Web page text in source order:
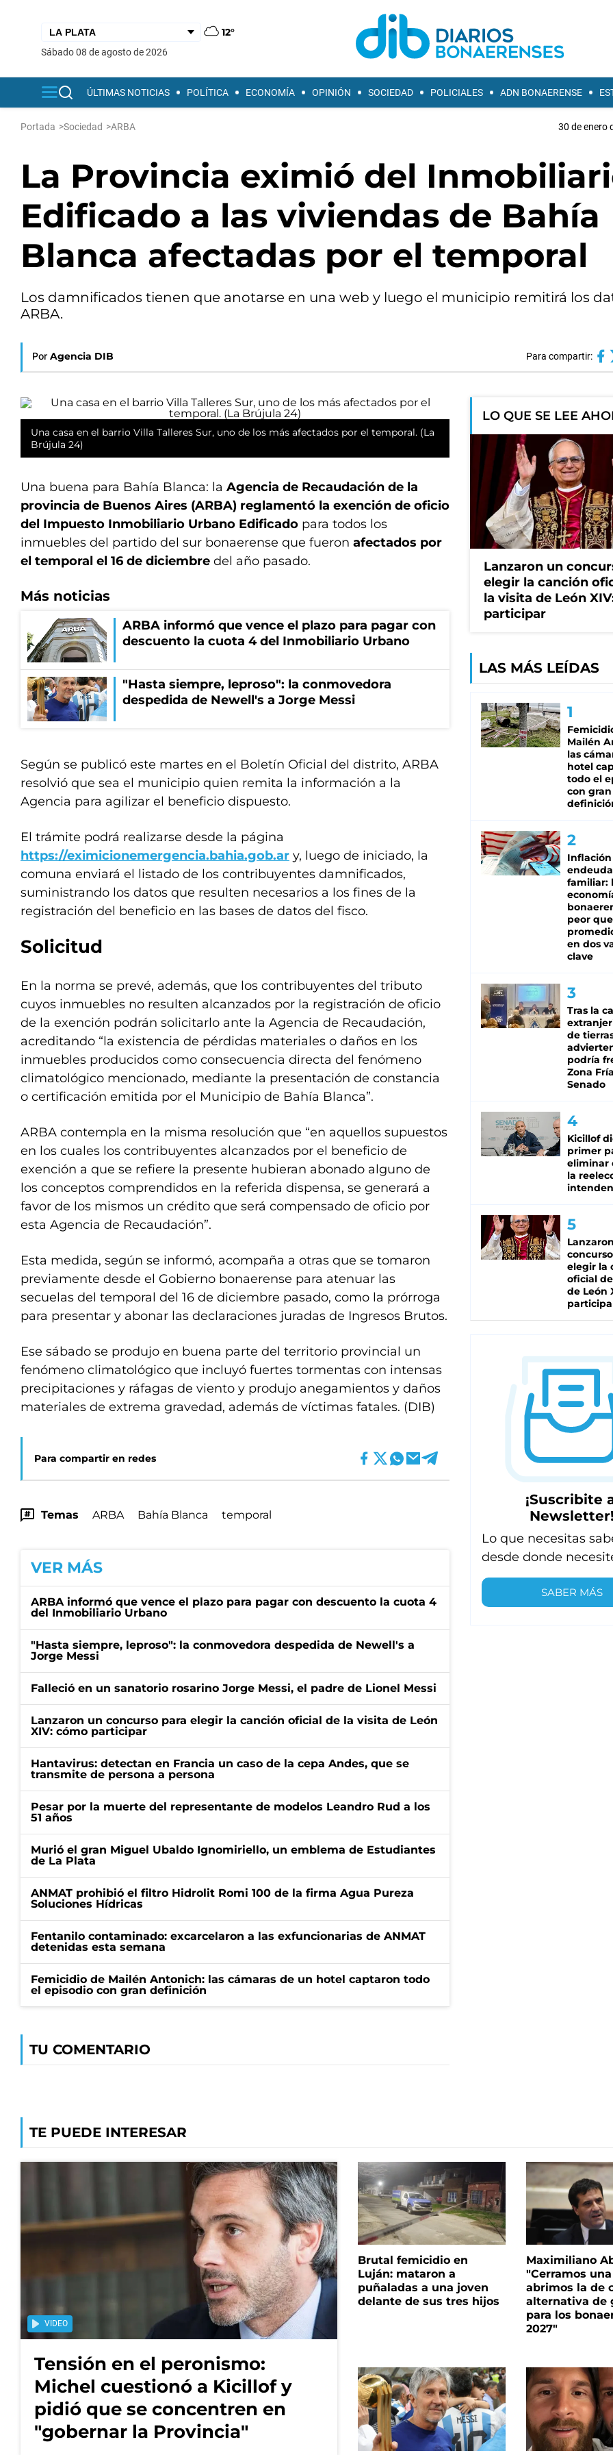
12°
sábado 08 de agosto de 2026
ÚLTIMAS NOTICIAS POLÍTICA ECONOMÍA OPINIÓN SOCIEDAD POLICIALES ADN BONAERENSE
Portada >Sociedad >ARBA 30 de enero
La Provincia eximió del
Edificado a las viviendas de Bahía
Blanca afectadas por el temporal
Los damnificados tienen que anotarse en una web y luego el municipio remitirá los
ARBA.
Por Agencia DIB Para compartir:
Una casa en el barrio Villa Talleres Sur, uno de los más afectados por el temporal. (La
Brújula 24)
Una buena para Bahía Blanca: la Agencia de Recaudación de la
provincia de Buenos Aires (ARBA) reglamentó la exención de oficio
del Impuesto Inmobiliario Urbano Edificado para todos los
inmuebles del partido del sur bonaerense que fueron afectados por
el temporal el 16 de diciembre del año pasado.
Más noticias
ARBA informó que vence el plazo para pagar con
descuento la cuota 4 del Inmobiliario Urbano
"Hasta siempre, leproso": la conmovedora
despedida de Newell's a Jorge Messi
Según se publicó este martes en el Boletín Oficial del distrito, ARBA
resolvió que sea el municipio quien remita la información a la
Agencia para agilizar el beneficio dispuesto.
El trámite podrá realizarse desde la página
https://eximicionemergencia.bahia.gob.ar y, luego de iniciado, la
comuna enviará el listado de los contribuyentes damnificados,
suministrando los datos que resulten necesarios a los fines de la
registración del beneficio en las bases de datos del fisco.
Solicitud
En la norma se prevé, además, que los contribuyentes del tributo
cuyos inmuebles no resulten alcanzados por la registración de oficio
de la exención podrán solicitarlo ante la Agencia de Recaudación,
acreditando “la existencia de pérdidas materiales o daños en los
inmuebles producidos como consecuencia directa del fenómeno
climatológico mencionado, mediante la presentación de constancia
o certificación emitida por el Municipio de Bahía Blanca”.
ARBA contempla en la misma resolución que “en aquellos supuestos
en los cuales los contribuyentes alcanzados por el beneficio de
exención a que se refiere la presente hubieran abonado alguno de
los conceptos comprendidos en la referida dispensa, se generará a
favor de los mismos un crédito que será compensado de oficio por
esta Agencia de Recaudación”.
Esta medida, según se informó, acompaña a otras que se tomaron
previamente desde el Gobierno bonaerense para atenuar las
secuelas del temporal del 16 de diciembre pasado, como la prórroga
para presentar y abonar las declaraciones juradas de Ingresos Brutos.
Ese sábado se produjo en buena parte del territorio provincial un
fenómeno climatológico que incluyó fuertes tormentas con intensas
precipitaciones y ráfagas de viento y produjo anegamientos y daños
materiales de extrema gravedad, además de víctimas fatales. (DIB)
Para compartir en redes
Temas ARBA Bahía Blanca temporal
VER MÁS
ARBA informó que vence el plazo para pagar con descuento la cuota 4
del Inmobiliario Urbano
"Hasta siempre, leproso": la conmovedora despedida de Newell's a
Jorge Messi
Falleció en un sanatorio rosarino Jorge Messi, el padre de Lionel Messi
Lanzaron un concurso para elegir la canción oficial de la visita de León
XIV: cómo participar
Hantavirus: detectan en Francia un caso de la cepa Andes, que se
transmite de persona a persona
Pesar por la muerte del representante de modelos Leandro Rud a los
51 años
Murió el gran Miguel Ubaldo Ignomiriello, un emblema de Estudiantes
de La Plata
ANMAT prohibió el filtro Hidrolit Romi 100 de la firma Agua Pureza
Soluciones Hídricas
Fentanilo contaminado: excarcelaron a las exfuncionarias de ANMAT
detenidas esta semana
Femicidio de Mailén Antonich: las cámaras de un hotel captaron todo
el episodio con gran definición
TU COMENTARIO
LO QUE SE LEE
Lanzaron un
elegir la canción
la visita de León
participar
LAS MÁS LEÍDAS
Mailén
las
hotel
todo el
con gran
Inflación
familiar:
peor
en dos
clave
Tras la
de
podría
Zona
Senado
Kicillof
primer
eliminar
la
elegir la
oficial
de León
¡Suscribite
Newsletter!
Lo que necesitas
desde donde
SABER MÁS
TE PUEDE INTERESAR
VIDEO
Tensión en el peronismo:
Michel cuestionó a Kicillof y
pidió que se concentren en
"gobernar la Provincia"
Brutal femicidio en
Luján: mataron a
puñaladas a una joven
delante de sus tres hijos
Maximiliano
"Cerramos
abrimos la de
alternativa de
para los
2027"